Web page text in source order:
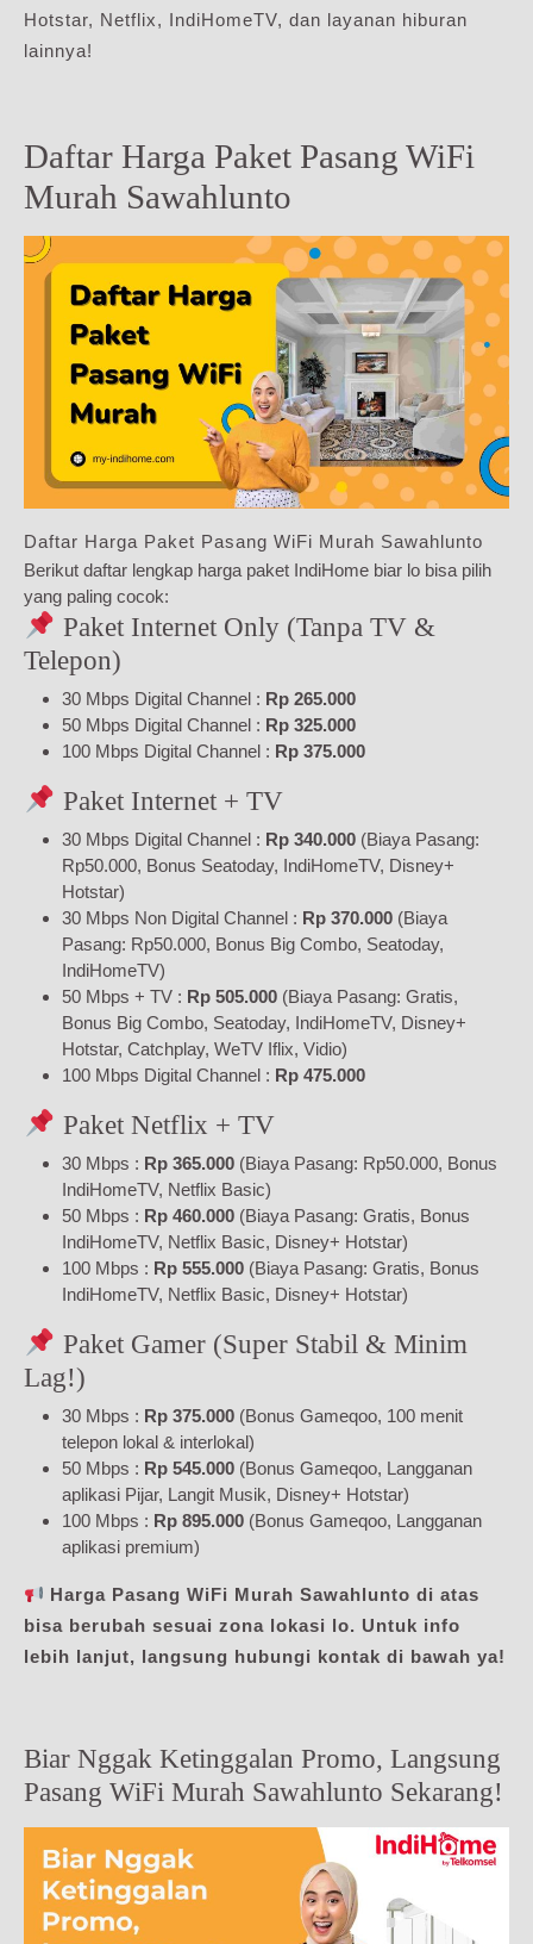
Hotstar, Netflix, IndiHomeTV, dan layanan hiburan
lainnya!
Daftar Harga Paket Pasang WiFi
Murah Sawahlunto
Daftar Harga Paket Pasang WiFi Murah Sawahlunto
Berikut daftar lengkap harga paket IndiHome biar lo bisa pilih
yang paling cocok:
Paket Internet Only (Tanpa TV &
Telepon)
30 Mbps Digital Channel : Rp 265.000
50 Mbps Digital Channel : Rp 325.000
100 Mbps Digital Channel : Rp 375.000
Paket Internet + TV
30 Mbps Digital Channel : Rp 340.000 (Biaya Pasang:
Rp50.000, Bonus Seatoday, IndiHomeTV, Disney+
Hotstar)
30 Mbps Non Digital Channel : Rp 370.000 (Biaya
Pasang: Rp50.000, Bonus Big Combo, Seatoday,
IndiHomeTV)
50 Mbps + TV : Rp 505.000 (Biaya Pasang: Gratis,
Bonus Big Combo, Seatoday, IndiHomeTV, Disney+
Hotstar, Catchplay, WeTV Iflix, Vidio)
100 Mbps Digital Channel : Rp 475.000
Paket Netflix + TV
30 Mbps : Rp 365.000 (Biaya Pasang: Rp50.000, Bonus
IndiHomeTV, Netflix Basic)
50 Mbps : Rp 460.000 (Biaya Pasang: Gratis, Bonus
IndiHomeTV, Netflix Basic, Disney+ Hotstar)
100 Mbps : Rp 555.000 (Biaya Pasang: Gratis, Bonus
IndiHomeTV, Netflix Basic, Disney+ Hotstar)
Paket Gamer (Super Stabil & Minim
Lag!)
30 Mbps : Rp 375.000 (Bonus Gameqoo, 100 menit
telepon lokal & interlokal)
50 Mbps : Rp 545.000 (Bonus Gameqoo, Langganan
aplikasi Pijar, Langit Musik, Disney+ Hotstar)
100 Mbps : Rp 895.000 (Bonus Gameqoo, Langganan
aplikasi premium)
Harga Pasang WiFi Murah Sawahlunto di atas
bisa berubah sesuai zona lokasi lo. Untuk info
lebih lanjut, langsung hubungi kontak di bawah ya!
Biar Nggak Ketinggalan Promo, Langsung
Pasang WiFi Murah Sawahlunto Sekarang!